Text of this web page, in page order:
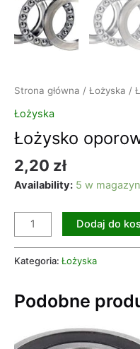
Strona główna / Łożyska /
Łożyska
Łożysko
2,20 zł
Availability: 5 w
Dodaj do
Kategoria: Łożyska
Podobne